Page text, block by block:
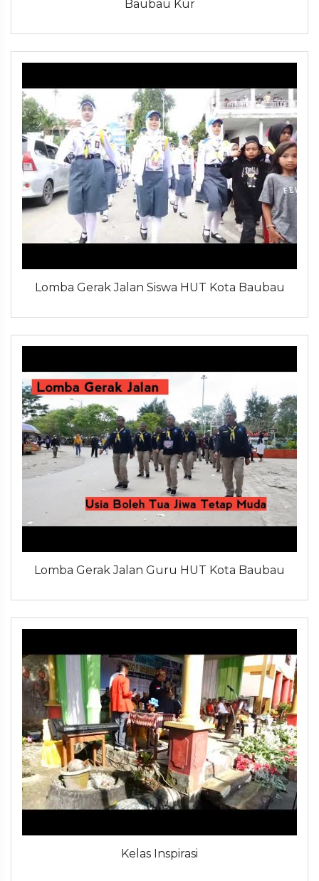
Baubau Kur
Lomba Gerak Jalan Siswa HUT Kota Baubau
Lomba Gerak Jalan Guru HUT Kota Baubau
Kelas Inspirasi